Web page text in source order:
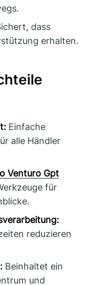
dass
erhalten.
Einfache
alle Händler
Venturo Gpt
für
reduzieren
Beinhaltet ein
und